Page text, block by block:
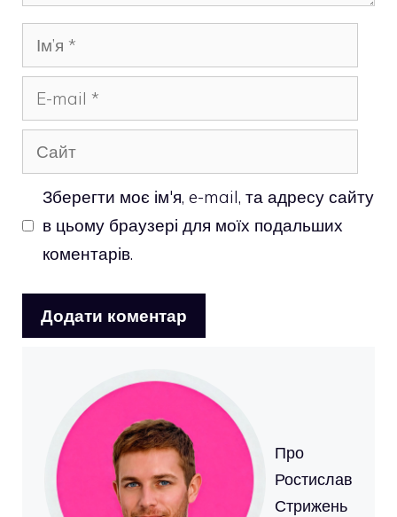
Ім’я
mail
Сайт
Зберегти моє ім'я, e-mail, та адресу сайту
в цьому браузері для моїх подальших
коментарів.
Про
Ростислав
Стрижень